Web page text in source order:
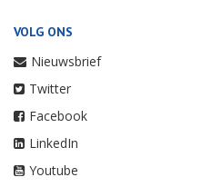
VOLG ONS
Nieuwsbrief
Twitter
Facebook
LinkedIn
Youtube